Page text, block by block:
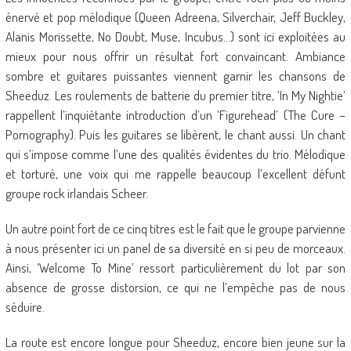
énervé et pop mélodique (Queen Adreena, Silverchair, Jeff Buckley,
Alanis Morissette, No Doubt, Muse, Incubus…) sont ici exploitées au
mieux pour nous offrir un résultat fort convaincant. Ambiance
sombre et guitares puissantes viennent garnir les chansons de
Sheeduz. Les roulements de batterie du premier titre, ‘In My Nightie’
rappellent l’inquiétante introduction d’un ‘Figurehead’ (The Cure –
Pornography). Puis les guitares se libèrent, le chant aussi. Un chant
qui s’impose comme l’une des qualités évidentes du trio. Mélodique
et torturé, une voix qui me rappelle beaucoup l’excellent défunt
groupe rock irlandais Scheer.
Un autre point fort de ce cinq titres est le fait que le groupe parvienne
à nous présenter ici un panel de sa diversité en si peu de morceaux.
Ainsi, ‘Welcome To Mine’ ressort particulièrement du lot par son
absence de grosse distorsion, ce qui ne l’empêche pas de nous
séduire.
La route est encore longue pour Sheeduz, encore bien jeune sur la